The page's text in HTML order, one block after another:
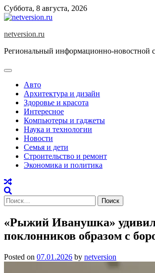
Skip
to
Суббота, 8 августа, 2026
netversion.ru
Региональный информационно-новостной
Авто
Архитектура и дизайн
Здоровье и красота
Интересное
Компьютеры и гаджеты
Наука и технологии
Новости
Семья и дети
Строительство и ремонт
Экономика и политика
Найти:
«Рыжий Иванушка»
поклонников образом с
Posted on 07.01.2026 by netversion